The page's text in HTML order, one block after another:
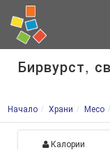
Бирвурст,
Начало Храни Месо
Калории